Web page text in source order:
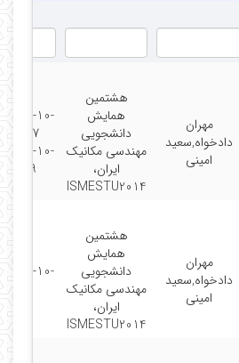
مهران
دادخواه,سعید
امینی
هشتمین
همایش
دانشجویی
مهندسی مکانیک
ایران،
ISMESTU2014
2014-10-
2014-10-
09
مهران
دادخواه,سعید
امینی
هشتمین
همایش
دانشجویی
مهندسی مکانیک
ایران،
ISMESTU2014
2014-10-